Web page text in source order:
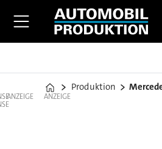
Home
Produktion
ANZEIGE ANZEIGE